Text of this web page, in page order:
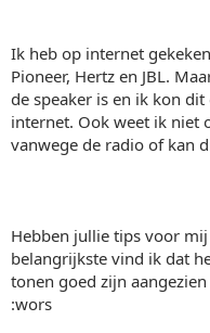
Ik heb op internet
Pioneer, Hertz en JBL.
de speaker is en ik kon
internet. Ook weet ik niet
vanwege de radio of kan
Hebben jullie tips voor
belangrijkste vind ik dat
tonen goed zijn
:wors